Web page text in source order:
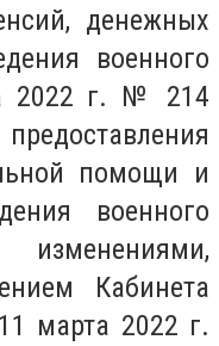
денежных
военного
2022 г. № 214
помощи и
военного
Кабинета
марта 2022 г.